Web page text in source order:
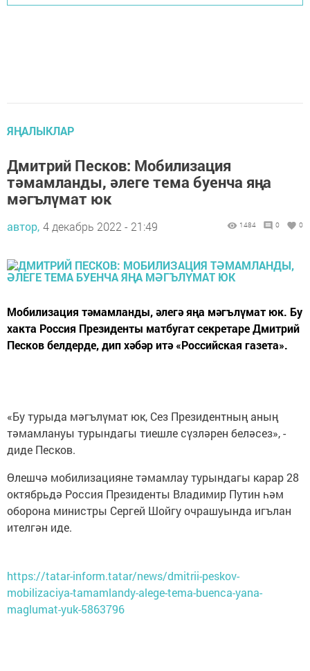
ЯҢАЛЫКЛАР
Дмитрий Песков: Мобилизация
тәмамланды, әлеге тема буенча яңа
мәгълүмат юк
автор, 4 декабрь 2022 - 21:49 1484 0 0
Мобилизация тәмамланды, әлегә яңа мәгълүмат юк. Бу
хакта Россия Президенты матбугат секретаре Дмитрий
Песков белдерде, дип хәбәр итә «Российская газета».
«Бу турыда мәгълүмат юк, Сез Президентның аның
тәмамлануы турындагы тиешле сүзләрен беләсез», -
диде Песков.
Өлешчә мобилизацияне тәмамлау турындагы карар 28
октябрьдә Россия Президенты Владимир Путин һәм
оборона министры Сергей Шойгу очрашуында игълан
ителгән иде.
https://tatar-inform.tatar/news/dmitrii-peskov-
mobilizaciya-tamamlandy-alege-tema-buenca-yana-
maglumat-yuk-5863796